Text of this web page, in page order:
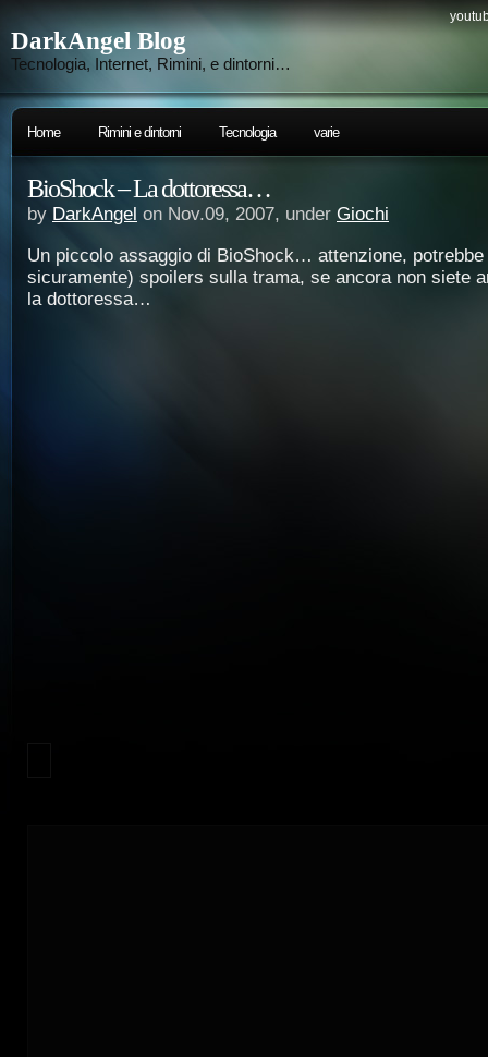
DarkAngel Blog
Tecnologia, Internet, Rimini, e dintorni…
Home Rimini e dintorni Tecnologia varie
BioShock – La dottoressa…
by DarkAngel on Nov.09, 2007, under Giochi
Un piccolo assaggio di BioShock… attenzione,
sicuramente) spoilers sulla trama, se ancora non siete
la dottoressa…